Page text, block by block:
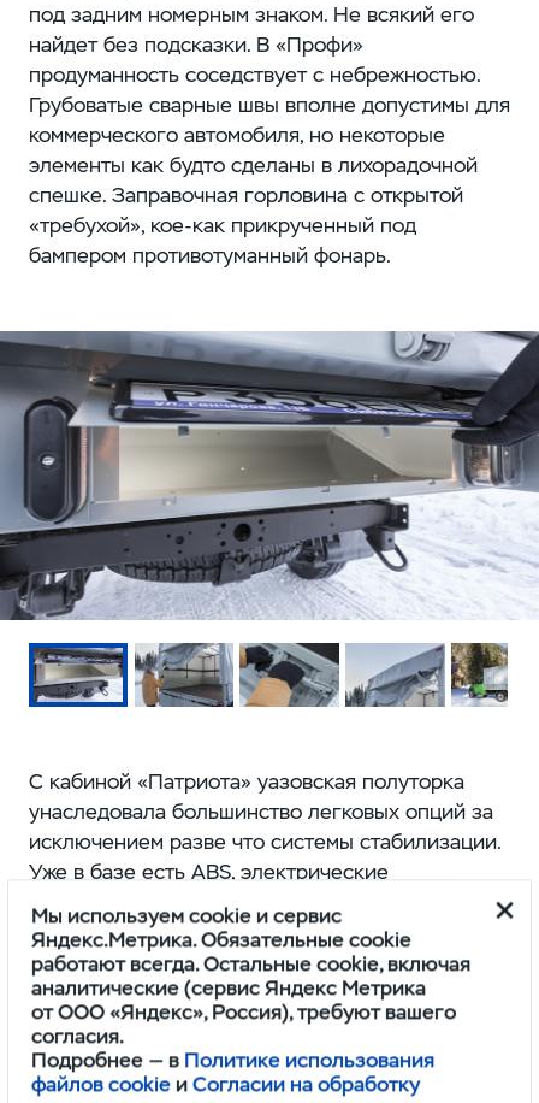
под задним номерным знаком. Не всякий его
найдет без подсказки. В «Профи»
продуманность соседствует с небрежностью.
Грубоватые сварные швы вполне допустимы для
коммерческого автомобиля, но некоторые
элементы как будто сделаны в лихорадочной
спешке. Заправочная горловина с открытой
«требухой», кое-как прикрученный под
бампером противотуманный фонарь.
С кабиной «Патриота» уазовская полуторка
унаследовала большинство легковых опций за
исключением разве что системы стабилизации.
Уже в базе есть ABS, электрические
стеклоподъемники, водительская подушка
безопасности, центральный замок. В более
комфортной комплектации — кондиционер,
обогрев сидений и лобового стекла,
мультимедийная система доступна за доплату.
Руль регулируется по вылету и наклону,
Мы используем cookie и сервис
Яндекс.Метрика. Обязательные cookie
работают всегда. Остальные cookie, включая
аналитические (сервис Яндекс Метрика
от ООО «Яндекс», Россия), требуют вашего
согласия.
Подробнее — в Политике использования
файлов cookie иСогласии на обработку